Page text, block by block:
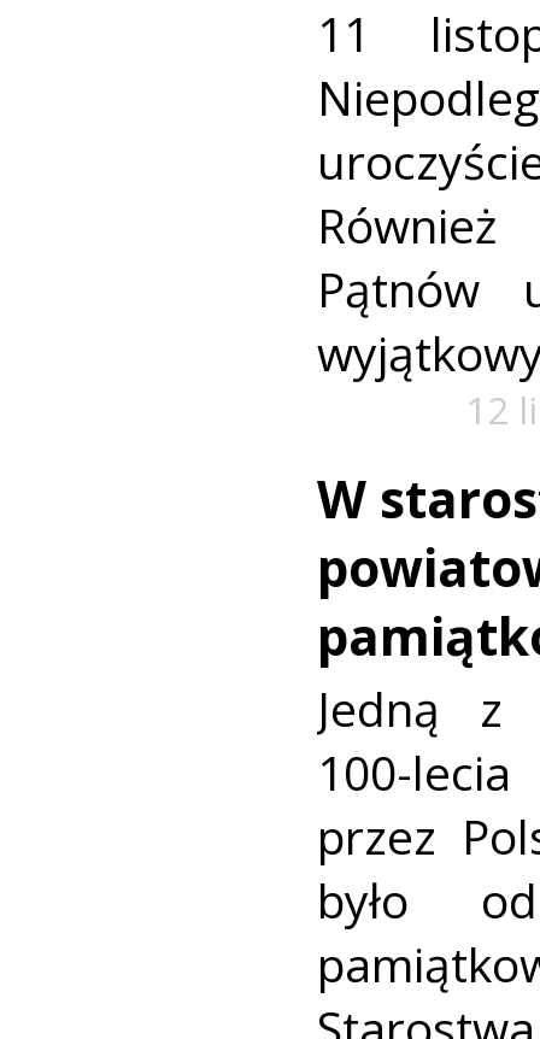
11
Pątnów
12
W
Jedną z
100-
przez
było